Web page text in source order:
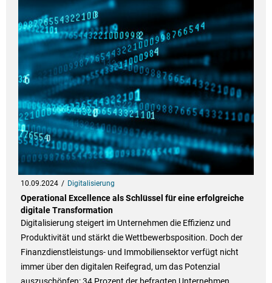
10.09.2024 Digitalisierung
Operational Excellence als Schlüssel für eine erfolgreiche
digitale Transformation
Digitalisierung steigert im Unternehmen die Effizienz und
Produktivität und stärkt die Wettbewerbsposition. Doch der
Finanzdienstleistungs- und Immobiliensektor verfügt nicht
immer über den digitalen Reifegrad, um das Potenzial